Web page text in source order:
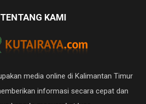
TENTANG KAMI
media online di Kalimantan Timur